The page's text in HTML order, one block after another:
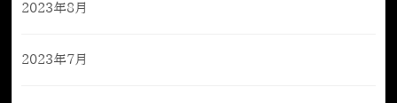
2023年8月
2023年7月